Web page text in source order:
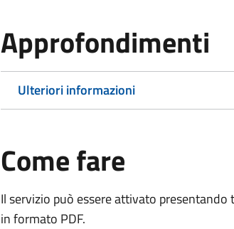
Approfondimenti
Ulteriori informazioni
Come fare
Il servizio può essere attivato
in formato PDF.